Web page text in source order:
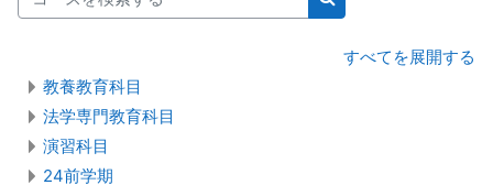
コースを検索する
すべてを展開する
教養教育科目
法学専門教育科目
演習科目
24前学期